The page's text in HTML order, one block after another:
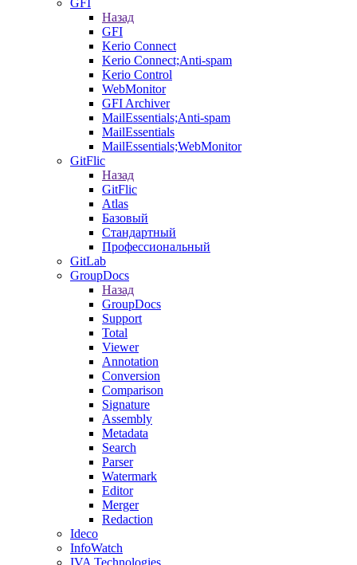
GFI
Назад
GFI
Kerio Connect
Kerio Connect;Anti-spam
Kerio Control
WebMonitor
GFI Archiver
MailEssentials;Anti-spam
MailEssentials
MailEssentials;WebMonitor
GitFlic
Назад
GitFlic
Atlas
Базовый
Стандартный
Профессиональный
GitLab
GroupDocs
Назад
GroupDocs
Support
Total
Viewer
Annotation
Conversion
Comparison
Signature
Assembly
Metadata
Search
Parser
Watermark
Editor
Merger
Redaction
Ideco
InfoWatch
IVA Technologies